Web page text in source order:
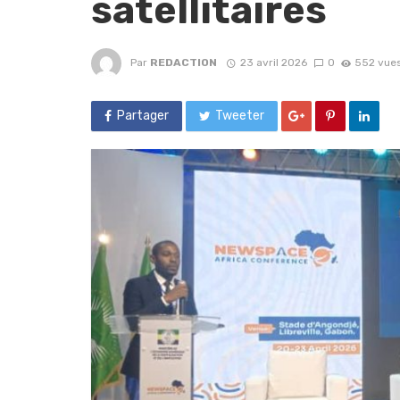
satellitaires
Par REDACTION 23 avril 2026 0 552
Partager Tweeter